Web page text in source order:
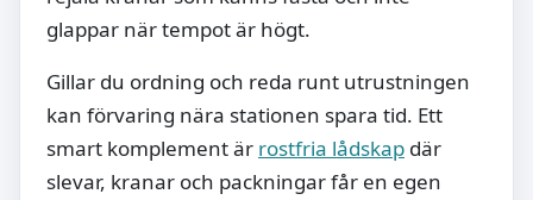
glappar när tempot är högt.
Gillar du ordning och reda runt utrustningen
kan förvaring nära stationen spara tid. Ett
smart komplement är rostfria lådskap där
slevar, kranar och packningar får en egen